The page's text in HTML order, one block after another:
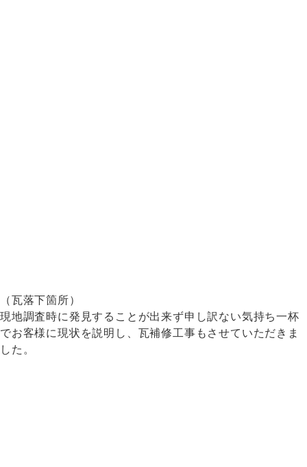
（瓦落下箇所）
現地調査時に発見することが出来ず申し訳ない気持ち一杯
でお客様に現状を説明し、瓦補修工事もさせていただきま
した。